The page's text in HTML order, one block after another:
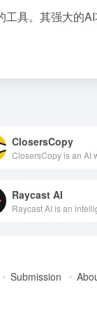
具。其强大的
ClosersCopy
Raycast AI
Submission